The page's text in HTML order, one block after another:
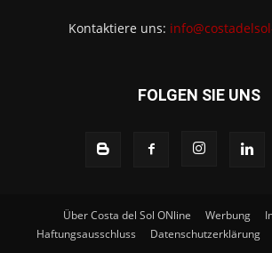
Kontaktiere uns:
FOLGEN SIE UNS
Über Costa del Sol ONline Werbung
Haftungsausschluss
Datenschutzerklärung